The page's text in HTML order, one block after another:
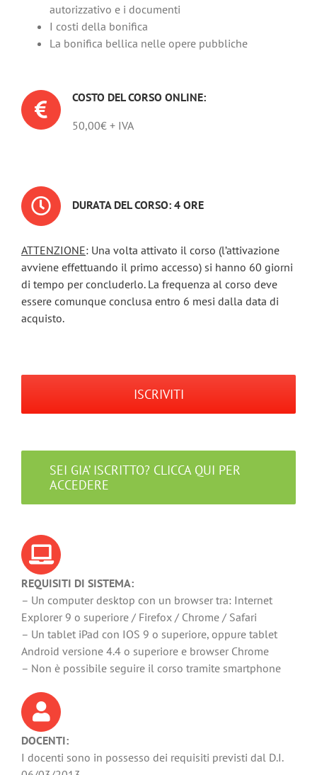
autorizzativo e i documenti
I costi della bonifica
La bonifica bellica nelle opere pubbliche
COSTO DEL CORSO ONLINE:
50,00€ + IVA
DURATA DEL CORSO: 4 ORE
ATTENZIONE: Una volta attivato il corso (l’attivazione
avviene effettuando il primo accesso) si hanno 60 giorni
di tempo per concluderlo. La frequenza al corso deve
essere comunque conclusa entro 6 mesi dalla data di
acquisto.
ISCRIVITI
SEI GIA’ ISCRITTO? CLICCA QUI PER
ACCEDERE
REQUISITI DI SISTEMA:
– Un computer desktop con un browser tra: Internet
Explorer 9 o superiore / Firefox / Chrome / Safari
– Un tablet iPad con IOS 9 o superiore, oppure tablet
Android versione 4.4 o superiore e browser Chrome
– Non è possibile seguire il corso tramite smartphone
DOCENTI:
I docenti sono in possesso dei requisiti previsti dal D.I.